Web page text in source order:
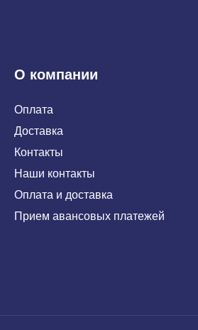
О компании
Оплата
Доставка
Контакты
Наши контакты
Оплата и доставка
Прием авансовых платежей